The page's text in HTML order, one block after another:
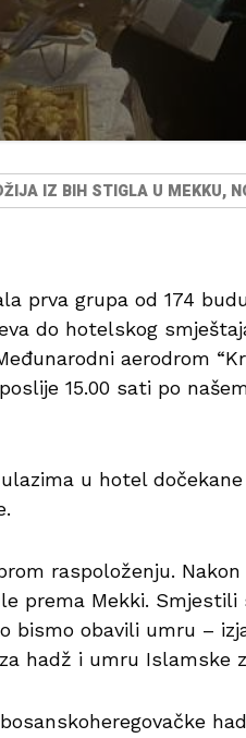
IZ BIH STIGLA U MEKKU,
prva grupa od 174
do hotelskog
aerodrom
15.00 sati po
u hotel
raspoloženju.
prema Mekki.
obavili umru –
hadž i umru Islamske